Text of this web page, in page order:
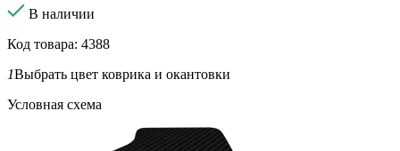
В наличии
Код товара: 4388
1Выбрать цвет коврика и окантовки
Условная схема